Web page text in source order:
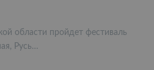
области пройдет фестиваль
Русь…